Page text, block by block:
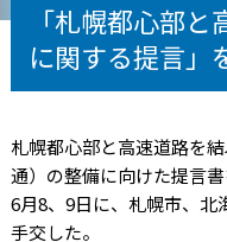
「札幌都心部
に関する提言」
札幌都心部と高速道路を
通）の整備に向けた提言書
6月8、9日に、札幌市、北
手交した。